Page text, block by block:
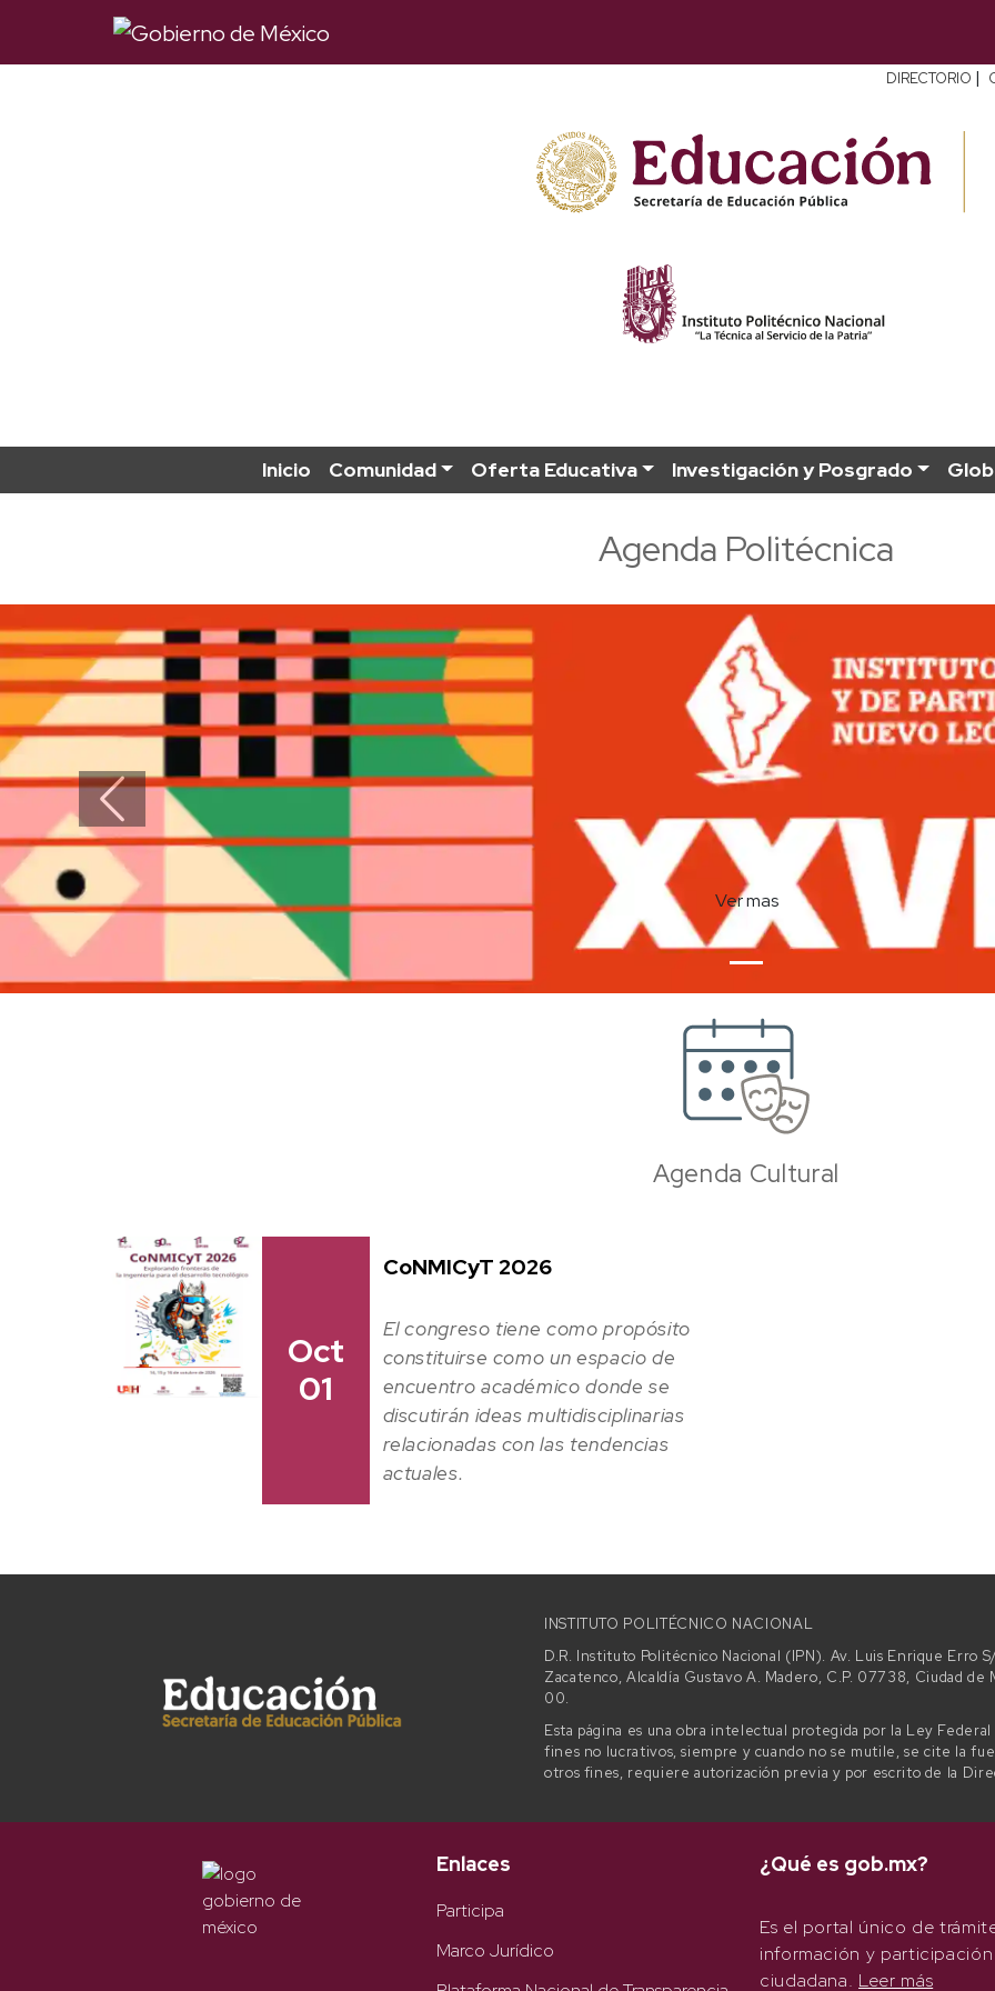
DIRECTORIO |
Inicio Comunidad Oferta Educativa Investigación y Posgrado
Agenda Politécnica
Ver mas
Previous
Agenda Cultural
Oct
01
CoNMICyT 2026
El congreso tiene como propósito
constituirse como un espacio de
encuentro académico donde se
discutirán ideas multidisciplinarias
relacionadas con las tendencias
actuales.
INSTITUTO POLITÉCNICO NACIONAL
D.R. Instituto Politécnico Nacional (IPN). Av. Luis Enrique Erro
Zacatenco, Alcaldía Gustavo A. Madero, C.P. 07738, Ciudad
00.
Esta página es una obra intelectual protegida por la Ley
fines no lucrativos, siempre y cuando no se mutile, se cite la
otros fines, requiere autorización previa y por escrito de la
Enlaces
Participa
Marco Jurídico
¿Qué es gob.mx?
Es el portal único de
información y participación
ciudadana. Leer más